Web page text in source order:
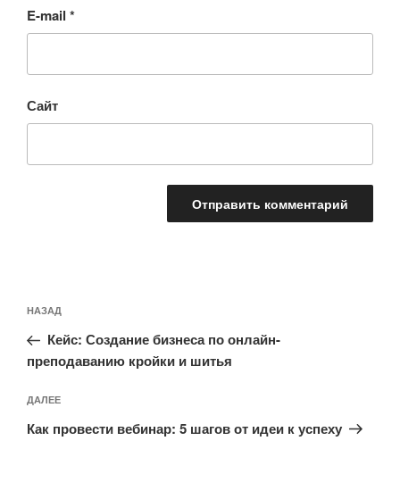
E-mail *
Сайт
по
записям
Предыдущая
запись:
НАЗАД
Кейс: Создание бизнеса по онлайн-
преподаванию кройки и шитья
Следующая
запись
ДАЛЕЕ
Как провести вебинар: 5 шагов от идеи к успеху
019/05/23/
%D0%B0%
D1%83%D
BE%D1%8